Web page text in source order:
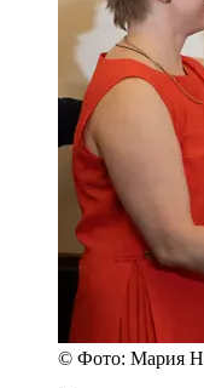
© Фото: Мария